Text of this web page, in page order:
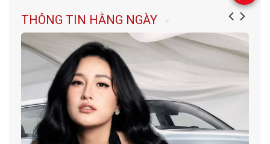
THÔNG TIN HẰNG NGÀY